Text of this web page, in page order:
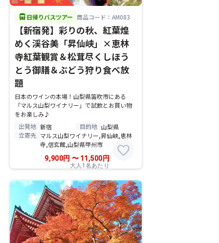
directions_bus 日帰りバスツアー 商品コード：AM083
【新宿発】彩りの秋、紅葉煌
めく渓谷美「昇仙峡」×恵林
寺紅葉観賞＆松茸尽くしほう
とう御膳＆ぶどう狩り食べ放
題
日本のワインの本場！山梨県笛吹市にある
「マルス山梨ワイナリー」で試飲とお買い物
をお楽しみ♪
出発地 新宿 目的地 山梨県
立寄先 マルス山梨ワイナリー,昇仙峡,恵林
寺,信玄館,山梨県甲州市
9,900円 〜11,500 円
大人1名あたり
favorite